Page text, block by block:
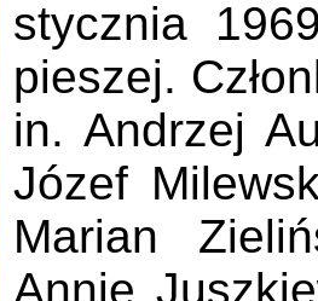
stycznia
pieszej.
in. Andrzej
Józef
Marian
Annie